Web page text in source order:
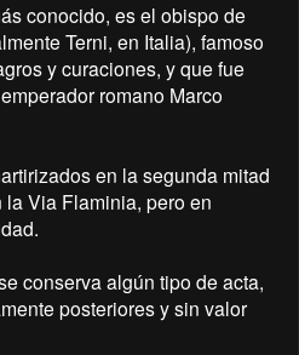
conocido, es el obispo de
Terni, en Italia), famoso
y curaciones, y que fue
romano Marco
en la segunda mitad
Via Flaminia, pero en
conserva algún tipo de acta,
posteriores y sin valor